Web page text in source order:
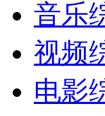
音乐
视频
电影